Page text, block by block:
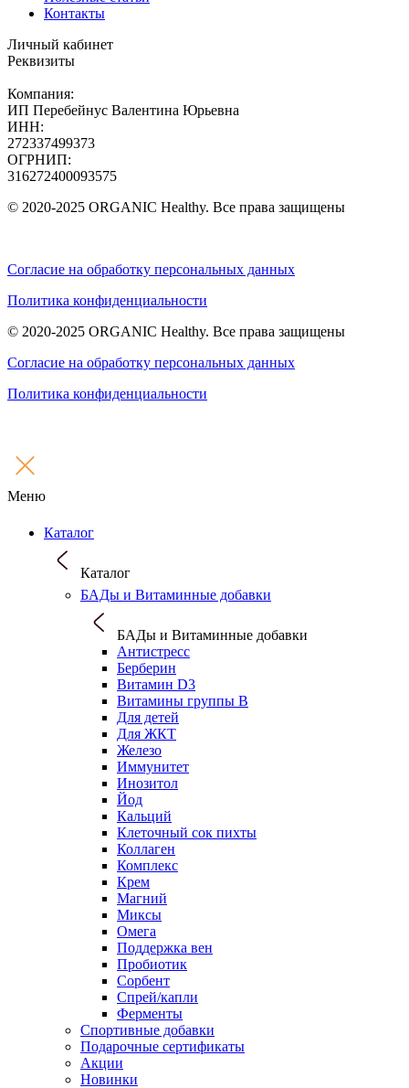
Контакты
Личный кабинет
Реквизиты
Компания:
ИП Перебейнус Валентина Юрьевна
ИНН:
272337499373
ОГРНИП:
316272400093575
© 2020-2025 ORGANIC Healthy. Все права защищены
Согласие на обработку персональных данных
Политика конфиденциальности
© 2020-2025 ORGANIC Healthy. Все права защищены
Согласие на обработку персональных данных
Политика конфиденциальности
Меню
Каталог
Каталог
БАДы и Витаминные добавки
БАДы и Витаминные добавки
Антистресс
Берберин
Витамин D3
Витамины группы B
Для детей
Для ЖКТ
Железо
Иммунитет
Инозитол
Йод
Кальций
Клеточный сок пихты
Коллаген
Комплекс
Крем
Магний
Миксы
Омега
Поддержка вен
Пробиотик
Сорбент
Спрей/капли
Ферменты
Спортивные добавки
Подарочные сертификаты
Акции
Новинки